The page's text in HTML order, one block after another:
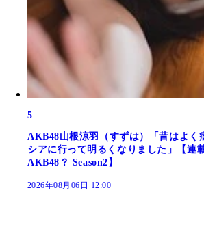
5
AKB48山根涼羽（すずは）「昔はよく
シアに行って明るくなりました」【連
AKB48？ Season2】
2026年08月06日 12:00